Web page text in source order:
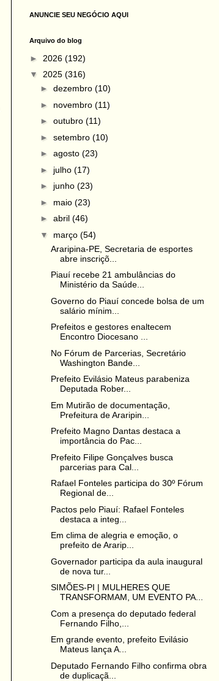
ANUNCIE SEU NEGÓCIO AQUI
Arquivo do blog
► 2026 (192)
▼ 2025 (316)
► dezembro (10)
► novembro (11)
► outubro (11)
► setembro (10)
► agosto (23)
► julho (17)
► junho (23)
► maio (23)
► abril (46)
▼ março (54)
Araripina-PE, Secretaria de esportes
abre inscriçõ...
Piauí recebe 21 ambulâncias do
Ministério da Saúde...
Governo do Piauí concede bolsa de um
salário mínim...
Prefeitos e gestores enaltecem
Encontro Diocesano ...
No Fórum de Parcerias, Secretário
Washington Bande...
Prefeito Evilásio Mateus parabeniza
Deputada Rober...
Em Mutirão de documentação,
Prefeitura de Araripin...
Prefeito Magno Dantas destaca a
importância do Pac...
Prefeito Filipe Gonçalves busca
parcerias para Cal...
Rafael Fonteles participa do 30º Fórum
Regional de...
Pactos pelo Piauí: Rafael Fonteles
destaca a integ...
Em clima de alegria e emoção, o
prefeito de Ararip...
Governador participa da aula inaugural
de nova tur...
SIMÕES-PI | MULHERES QUE
TRANSFORMAM, UM EVENTO PA...
Com a presença do deputado federal
Fernando Filho,...
Em grande evento, prefeito Evilásio
Mateus lança A...
Deputado Fernando Filho confirma obra
de duplicaçã...